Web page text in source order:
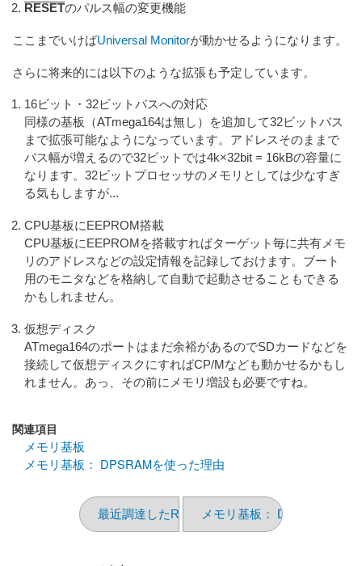
RESETのパルス幅の変更機能
ここまでいけばUniversal Monitorが動かせるようになります。
さらに将来的には以下のような拡張も予定しています。
16ビット・32ビットバスへの対応
同様の基板（ATmega164は無し）を追加して32ビットバス
まで拡張可能なようになっています。アドレスそのままで
バス幅が増えるので32ビットでは4k×32bit = 16kBの容量に
なります。32ビットプロセッサのメモリとしては少なすぎ
る気もしますが...
CPU基板にEEPROM搭載
CPU基板にEEPROMを搭載すればターゲット毎に共有メモ
リのアドレスなどの設定情報を記録しておけます。ブート
用のモニタなどを格納して自動で起動させることもできる
かもしれません。
仮想ディスク
ATmega164のポートはまだ余裕があるのでSDカードなどを
接続して仮想ディスクにすればCP/Mなども動かせるかもし
れません。あっ、その前にメモリ増設も必要ですね。
関連項目
メモリ基板
メモリ基板： DPSRAMを使った理由
最近調達したROM メモリ基板： DPSRAMを使